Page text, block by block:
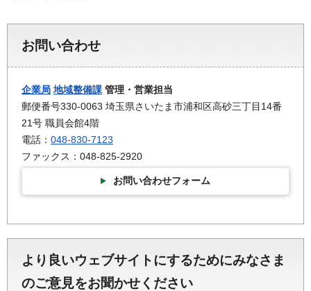
お問い合わせ
企業局 地域整備課 管理・営業担当
郵便番号330-0063 埼玉県さいたま市浦和区高砂三丁目14番
21号 職員会館4階
電話： 048-830-7123
ファックス：048-825-2920
お問い合わせフォーム
より良いウェブサイトにするためにみなさま
のご意見をお聞かせください